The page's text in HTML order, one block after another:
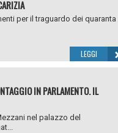
per il traguardo dei quaranta
LEGGI
IN PARLAMENTO. IL
nel palazzo del